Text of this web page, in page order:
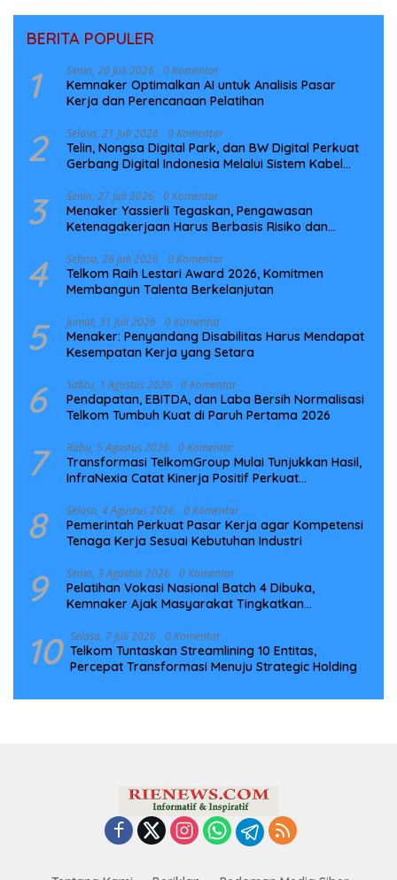
BERITA POPULER
1 Senin, 20 Juli 2026 0 Komentar
Kemnaker Optimalkan AI untuk Analisis Pasar
Kerja dan Perencanaan Pelatihan
2 Selasa, 21 Juli 2026 0 Komentar
Telin, Nongsa Digital Park, dan BW Digital Perkuat
Gerbang Digital Indonesia Melalui Sistem Kabel
3 Senin, 27 Juli 2026 0 Komentar
Menaker Yassierli Tegaskan, Pengawasan
Ketenagakerjaan Harus Berbasis Risiko dan
4 Selasa, 28 Juli 2026 0 Komentar
Telkom Raih Lestari Award 2026, Komitmen
Membangun Talenta Berkelanjutan
5 Jumat, 31 Juli 2026 0 Komentar
Menaker: Penyandang Disabilitas Harus Mendapat
Kesempatan Kerja yang Setara
6 Sabtu, 1 Agustus 2026 0 Komentar
Pendapatan, EBITDA, dan Laba Bersih Normalisasi
Telkom Tumbuh Kuat di Paruh Pertama 2026
7 Rabu, 5 Agustus 2026 0 Komentar
Transformasi TelkomGroup Mulai Tunjukkan Hasil,
InfraNexia Catat Kinerja Positif Perkuat
8 Selasa, 4 Agustus 2026 0 Komentar
Pemerintah Perkuat Pasar Kerja agar Kompetensi
Tenaga Kerja Sesuai Kebutuhan Industri
9 Senin, 3 Agustus 2026 0 Komentar
Pelatihan Vokasi Nasional Batch 4 Dibuka,
Kemnaker Ajak Masyarakat Tingkatkan
10 Selasa, 7 Juli 2026 0 Komentar
Telkom Tuntaskan Streamlining 10 Entitas,
Percepat Transformasi Menuju Strategic Holding